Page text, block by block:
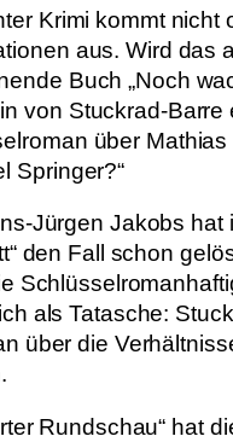
Krimi kommt nicht
aus. Wird das
Buch „Noch
von Stuckrad-Barre
über
Springer?“
Jürgen Jakobs hat
den Fall schon
als Tatasche:
über die
Rundschau“ hat